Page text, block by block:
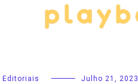
Editoriais Julho 21, 2023